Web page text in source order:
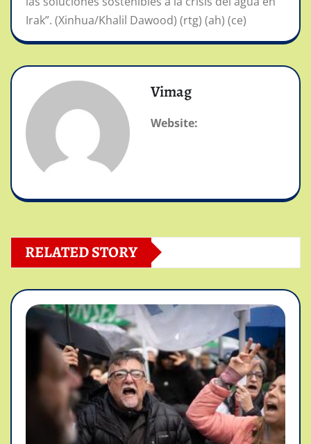
Irak”. (Xinhua/Khalil Dawood) (rtg) (ah) (ce)
Vimag
Website:
RELATED STORY